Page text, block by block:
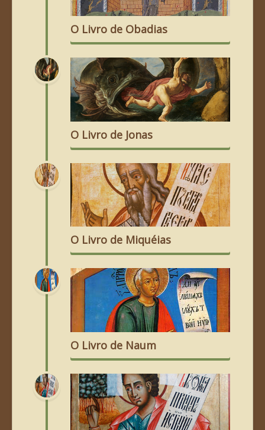
O Livro de Obadias
O Livro de Jonas
O Livro de Miquéias
O Livro de Naum